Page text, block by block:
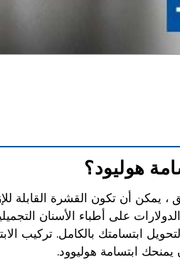
هوليود؟
يمكن أن تكون القشرة القابلة
على أطباء الأسنان
ابتسامتك بالكامل. تركيب
ابتسامة هوليوود.